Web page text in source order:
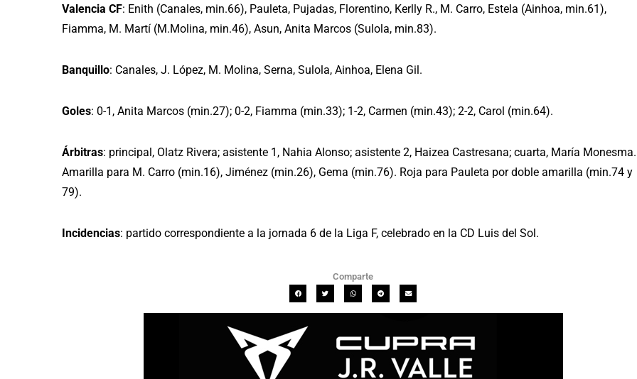
Valencia CF: Enith (Canales, min.66), Pauleta, Pujadas, Florentino, Kerlly R., M. Carro, Estela (Ainhoa, min.61),
Fiamma, M. Martí (M.Molina, min.46), Asun, Anita Marcos (Sulola, min.83).
Banquillo: Canales, J. López, M. Molina, Serna, Sulola, Ainhoa, Elena Gil.
Goles: 0-1, Anita Marcos (min.27); 0-2, Fiamma (min.33); 1-2, Carmen (min.43); 2-2, Carol (min.64).
Árbitras: principal, Olatz Rivera; asistente 1, Nahia Alonso; asistente 2, Haizea Castresana; cuarta, María Monesma.
Amarilla para M. Carro (min.16), Jiménez (min.26), Gema (min.76). Roja para Pauleta por doble amarilla (min.74 y
79).
Incidencias: partido correspondiente a la jornada 6 de la Liga F, celebrado en la CD Luis del Sol.
Comparte